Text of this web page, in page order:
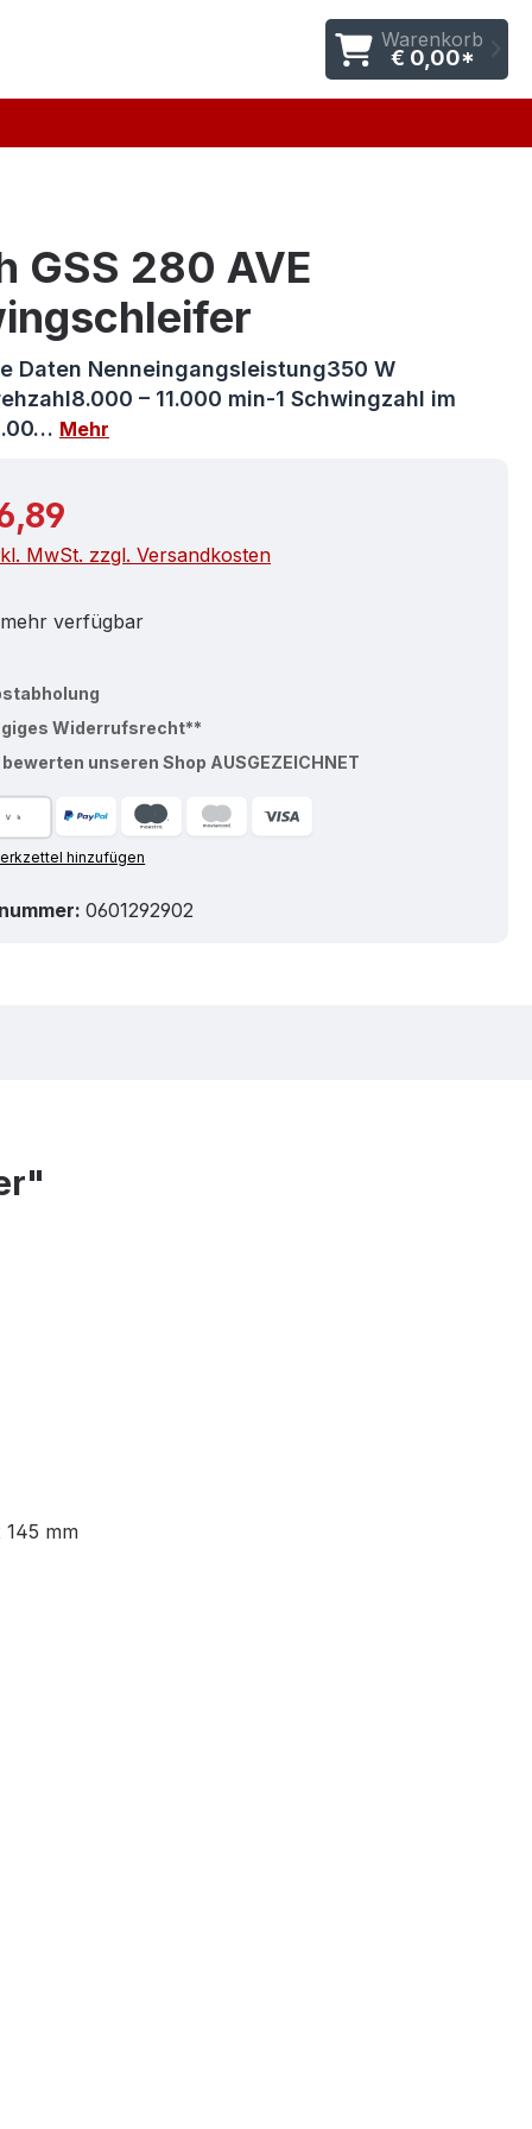
Warenkorb
€ 0,00*
GSS 280 AVE
Daten Nenneingangsleistung350 W
– 11.000 min-1 Schwingzahl im
Mehr
Preis:
MwSt. zzgl. Versandkosten
verfügbar
Widerrufsrecht**
bewerten unseren Shop AUSGEZEICHNET
hinzufügen
0601292902
mm